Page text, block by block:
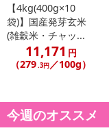
【4kg(400g×10
袋)】国産発芽玄米
(雑穀米・チャッ...
11,171 円
（279.3円／100g）
今週のオススメ